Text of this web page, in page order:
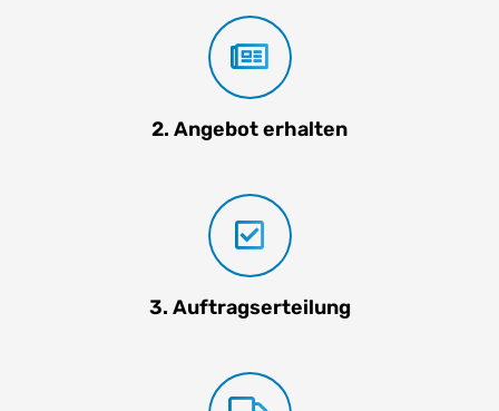
2. Angebot erhalten
3. Auftragserteilung